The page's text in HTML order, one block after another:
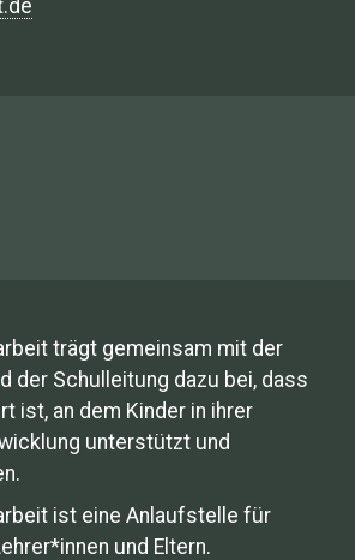
trägt gemeinsam mit der
der Schulleitung dazu bei, dass
ist, an dem Kinder in ihrer
unterstützt und
ist eine Anlaufstelle für
und Eltern.